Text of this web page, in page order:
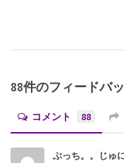
88件のフィードバ
コメント 88
ぶっち。。じゅに